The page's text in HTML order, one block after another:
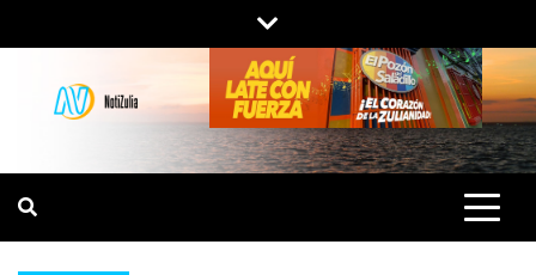
al
contenido
NOTIZULIA
NOTICIAS DEL ZULIA, VENEZUELA Y
DE INTERÉS GENERAL.